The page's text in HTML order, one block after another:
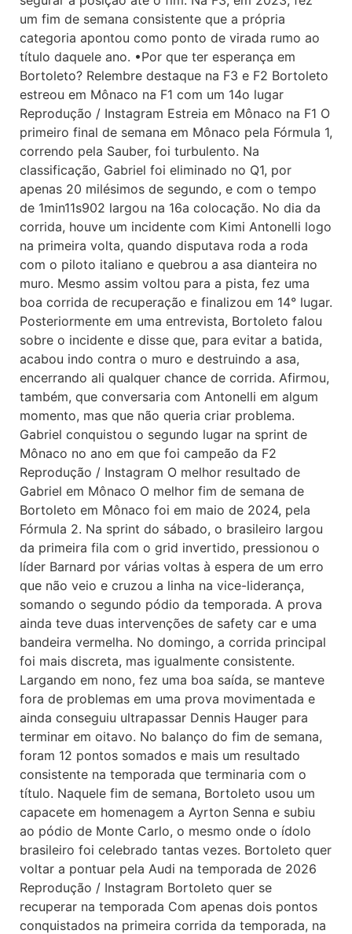
um fim de semana consistente que a própria
categoria apontou como ponto de virada rumo ao
título daquele ano. •Por que ter esperança em
Bortoleto? Relembre destaque na F3 e F2 Bortoleto
estreou em Mônaco na F1 com um 14o lugar
Reprodução / Instagram Estreia em Mônaco na F1 O
primeiro final de semana em Mônaco pela Fórmula 1,
correndo pela Sauber, foi turbulento. Na
classificação, Gabriel foi eliminado no Q1, por
apenas 20 milésimos de segundo, e com o tempo
de 1min11s902 largou na 16a colocação. No dia da
corrida, houve um incidente com Kimi Antonelli logo
na primeira volta, quando disputava roda a roda
com o piloto italiano e quebrou a asa dianteira no
muro. Mesmo assim voltou para a pista, fez uma
boa corrida de recuperação e finalizou em 14° lugar.
Posteriormente em uma entrevista, Bortoleto falou
sobre o incidente e disse que, para evitar a batida,
acabou indo contra o muro e destruindo a asa,
encerrando ali qualquer chance de corrida. Afirmou,
também, que conversaria com Antonelli em algum
momento, mas que não queria criar problema.
Gabriel conquistou o segundo lugar na sprint de
Mônaco no ano em que foi campeão da F2
Reprodução / Instagram O melhor resultado de
Gabriel em Mônaco O melhor fim de semana de
Bortoleto em Mônaco foi em maio de 2024, pela
Fórmula 2. Na sprint do sábado, o brasileiro largou
da primeira fila com o grid invertido, pressionou o
líder Barnard por várias voltas à espera de um erro
que não veio e cruzou a linha na vice-liderança,
somando o segundo pódio da temporada. A prova
ainda teve duas intervenções de safety car e uma
bandeira vermelha. No domingo, a corrida principal
foi mais discreta, mas igualmente consistente.
Largando em nono, fez uma boa saída, se manteve
fora de problemas em uma prova movimentada e
ainda conseguiu ultrapassar Dennis Hauger para
terminar em oitavo. No balanço do fim de semana,
foram 12 pontos somados e mais um resultado
consistente na temporada que terminaria com o
título. Naquele fim de semana, Bortoleto usou um
capacete em homenagem a Ayrton Senna e subiu
ao pódio de Monte Carlo, o mesmo onde o ídolo
brasileiro foi celebrado tantas vezes. Bortoleto quer
voltar a pontuar pela Audi na temporada de 2026
Reprodução / Instagram Bortoleto quer se
recuperar na temporada Com apenas dois pontos
conquistados na primeira corrida da temporada, na